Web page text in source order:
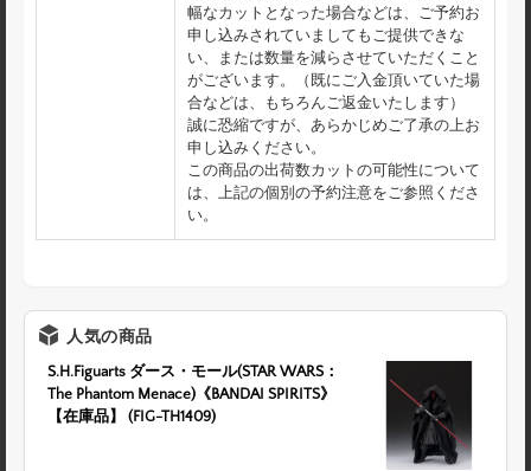
幅なカットとなった場合などは、ご予約お
申し込みされていましてもご提供できな
い、または数量を減らさせていただくこと
がございます。（既にご入金頂いていた場
合などは、もちろんご返金いたします）
誠に恐縮ですが、あらかじめご了承の上お
申し込みください。
この商品の出荷数カットの可能性について
は、上記の個別の予約注意をご参照くださ
い。
人気の商品
S.H.Figuarts ダース・モール(STAR WARS：
The Phantom Menace)《BANDAI SPIRITS》
【在庫品】 (FIG-TH1409)